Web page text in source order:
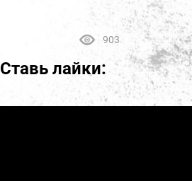
903
Ставь лайки: